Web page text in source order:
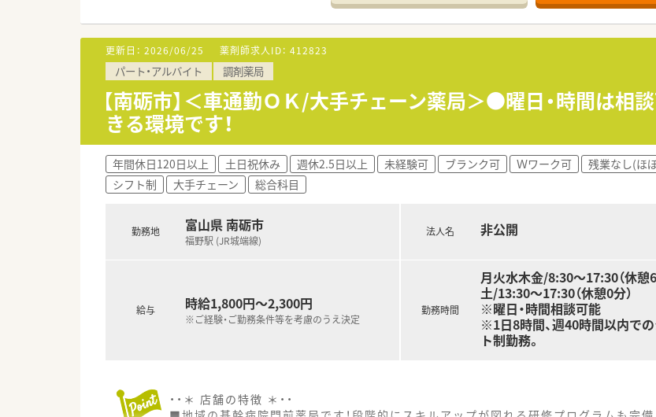
更新日： 2026/06/25 薬剤師求人ID： 412823
パート・アルバイト 調剤薬局
【南砺市】＜車通勤ＯＫ/大手チェーン薬局＞●曜日・時間は
きる環境です！
年間休日120日以上 土日祝休み 週休2.5日以上 未経験可 ブランク可 Ｗワーク可 残業なし(ほ
シフト制
大手チェーン 総合科目
勤務地 富山県 南砺市
福野駅 (JR城端線)
給与 時給1,800円～2,300円
※ご経験・ご勤務条件等を考慮のうえ決定
法人名 非公開
勤務時間
月火水木金/8:30～17:30（休憩
土/13:30～17:30（休憩0分）
※曜日・時間相談可能
※1日8時間、週40時間以内で
ト制勤務。
・・＊ 店舗の特徴 ＊・・